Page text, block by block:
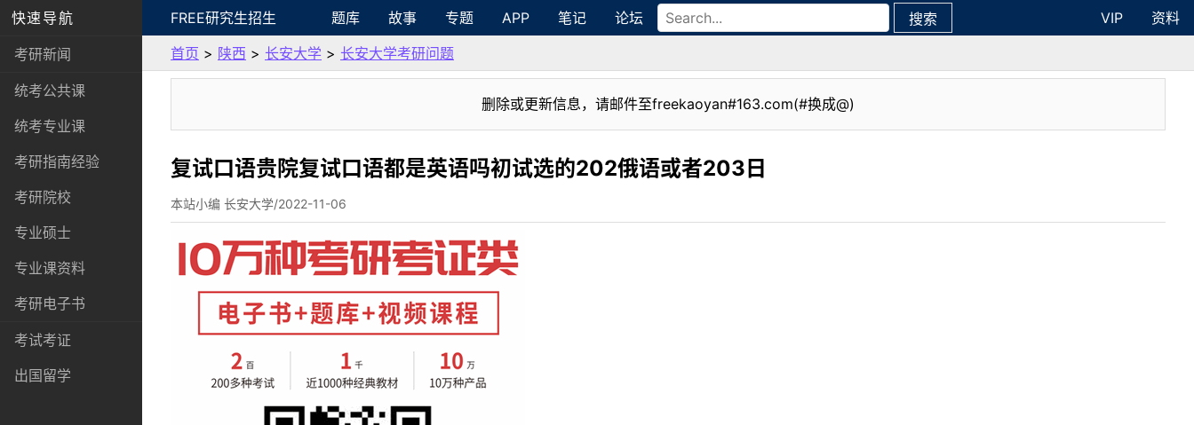
快速导航
考研新闻
统考公共课
统考专业课
考研指南经验
考研院校
专业硕士
专业课资料
考研电子书
考试考证
出国留学
FREE研究生招生 题库 故事 专题 APP 笔记 论坛 搜索 VIP
资料
首页 > 陕西 > 长安大学 > 长安大学考研问题
删除或更新信息，请邮件至freekaoyan#163.com(#换成@)
复试口语贵院复试口语都是英语吗初试选的202俄语或者203日
本站小编 长安大学/2022-11-06